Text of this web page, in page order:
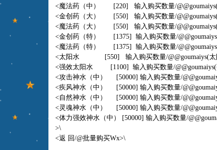
<魔法药（中） [220] 输入购买数量/@@goumaiys
<金创药（大） [550] 输入购买数量/@@goumaiys
<魔法药（大） [550] 输入购买数量/@@goumaiys
<金创药（特） [1375] 输入购买数量/@@goumaiys
<魔法药（特） [1375] 输入购买数量/@@goumaiys
<太阳水 [550] 输入购买数量/@@goumaiys(太
<强效太阳水 [1100] 输入购买数量/@@goumaiys
<攻击神水（中） [50000] 输入购买数量/
<疾风神水（中） [50000] 输入购买数量/
<自然神水（中） [50000] 输入购买数量/
<灵魂神水（中） [50000] 输入购买数量/
<体力强效神水（中） [50000] 输入购买数量/
>\
<返 回/@批量购买Wx>\